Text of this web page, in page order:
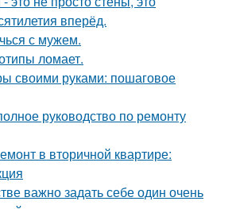
вперёд.
с мужем.
ломает.
своими руками: пошаговое
руководство по ремонту
в вторичной квартире:
важно задать себе один очень